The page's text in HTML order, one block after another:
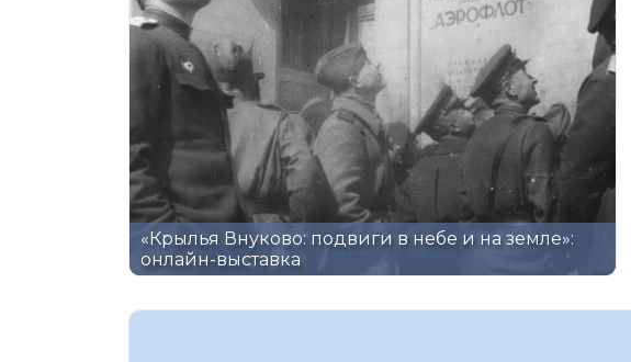
«Крылья Внуково: подвиги в небе и на земле»:
онлайн-выставка